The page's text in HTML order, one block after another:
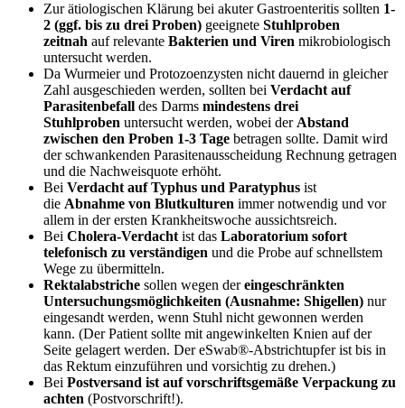
Zur ätiologischen Klärung bei akuter Gastroenteritis sollten 1-
2 (ggf. bis zu drei Proben) geeignete Stuhlproben
zeitnah auf relevante Bakterien und Viren mikrobiologisch
untersucht werden.
Da Wurmeier und Protozoenzysten nicht dauernd in gleicher
Zahl ausgeschieden werden, sollten bei Verdacht auf
Parasitenbefall des Darms mindestens drei
Stuhlproben untersucht werden, wobei der Abstand
zwischen den Proben 1-3 Tage betragen sollte. Damit wird
der schwankenden Parasitenausscheidung Rechnung getragen
und die Nachweisquote erhöht.
Bei Verdacht auf Typhus und Paratyphus ist
die Abnahme von Blutkulturen immer notwendig und vor
allem in der ersten Krankheitswoche aussichtsreich.
Bei Cholera-Verdacht ist das Laboratorium sofort
telefonisch zu verständigen und die Probe auf schnellstem
Wege zu übermitteln.
Rektalabstriche sollen wegen dereingeschränkten
Untersuchungsmöglichkeiten (Ausnahme: Shigellen) nur
eingesandt werden, wenn Stuhl nicht gewonnen werden
kann. (Der Patient sollte mit angewinkelten Knien auf der
Seite gelagert werden. Der eSwab®-Abstrichtupfer ist bis in
das Rektum einzuführen und vorsichtig zu drehen.)
Bei Postversand ist auf vorschriftsgemäße Verpackung zu
achten (Postvorschrift!).